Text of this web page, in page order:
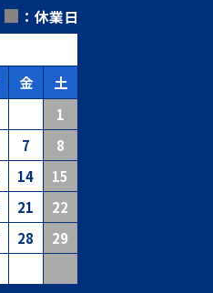
■ ：休業日
金 土
1
7
8
14
15
21
22
28
29